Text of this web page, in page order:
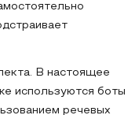
В настоящее
используются боты
речевых